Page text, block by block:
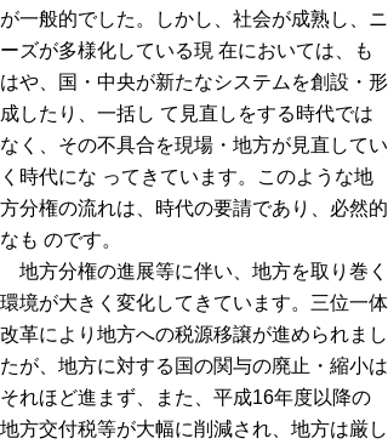
が一般的でした。しかし、社会が成熟し、ニ
ーズが多様化している現 在においては、も
はや、国・中央が新たなシステムを創設・形
成したり、一括し て見直しをする時代では
なく、その不具合を現場・地方が見直してい
く時代にな ってきています。このような地
方分権の流れは、時代の要請であり、必然的
なも のです。
地方分権の進展等に伴い、地方を取り巻く
環境が大きく変化してきています。三位一体
改革により地方への税源移譲が進められまし
たが、地方に対する国の関与の廃止・縮小は
それほど進まず、また、平成16年度以降の
地方交付税等が大幅に削減され、地方は厳し